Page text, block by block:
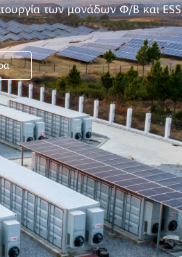
των μονάδων Φ/Β και ESS